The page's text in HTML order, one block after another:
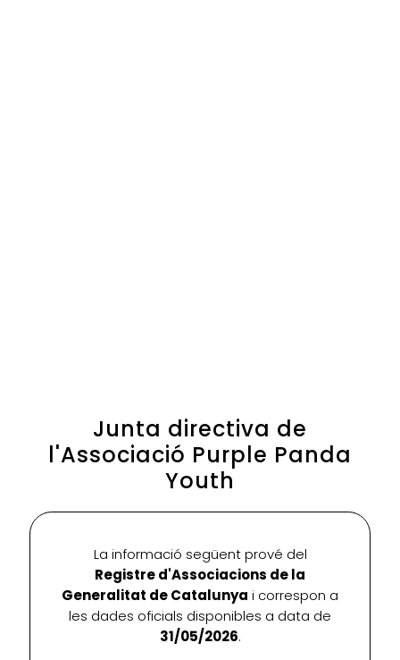
Junta directiva de
l'Associació Purple Panda
Youth
La informació següent prové del
Registre d'Associacions de la
Generalitat de Catalunya i correspon a
les dades oficials disponibles a data de
31/05/2026.